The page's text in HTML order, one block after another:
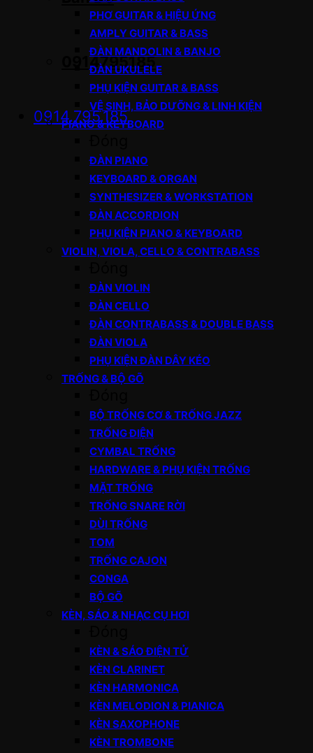
0914795185
0914.795.185
PHƠ GUITAR & HIỆU ỨNG
AMPLY GUITAR & BASS
ĐÀN MANDOLIN & BANJO
ĐÀN UKULELE
PHỤ KIỆN GUITAR & BASS
VỆ SINH, BẢO DƯỠNG & LINH KIỆN
PIANO & KEYBOARD
ĐÀN PIANO
KEYBOARD & ORGAN
SYNTHESIZER & WORKSTATION
ĐÀN ACCORDION
PHỤ KIỆN PIANO & KEYBOARD
VIOLIN, VIOLA, CELLO & CONTRABASS
ĐÀN VIOLIN
ĐÀN CELLO
ĐÀN CONTRABASS & DOUBLE BASS
ĐÀN VIOLA
PHỤ KIỆN ĐÀN DÂY KÉO
TRỐNG & BỘ GÕ
BỘ TRỐNG CƠ & TRỐNG JAZZ
TRỐNG ĐIỆN
CYMBAL TRỐNG
HARDWARE & PHỤ KIỆN TRỐNG
MẶT TRỐNG
TRỐNG SNARE RỜI
DÙI TRỐNG
TOM
TRỐNG CAJON
CONGA
BỘ GÕ
KÈN, SÁO & NHẠC CỤ HƠI
KÈN & SÁO ĐIỆN TỬ
KÈN CLARINET
KÈN HARMONICA
KÈN MELODION & PIANICA
KÈN SAXOPHONE
KÈN TROMBONE